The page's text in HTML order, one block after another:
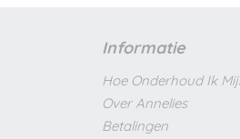
Informatie
Hoe Onderhoud Ik
Over Annelies
Betalingen